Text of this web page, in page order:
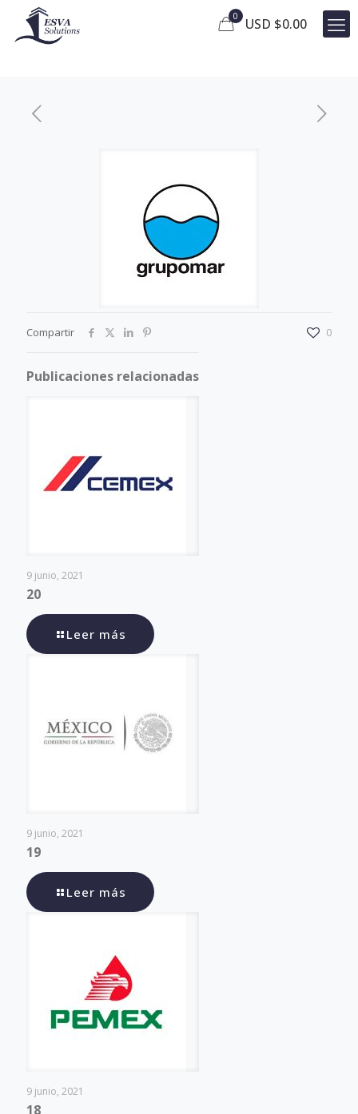
0 USD $0.00
Compartir 0
Publicaciones relacionadas
9 junio, 2021
20
Leer más
9 junio, 2021
19
Leer más
9 junio, 2021
18